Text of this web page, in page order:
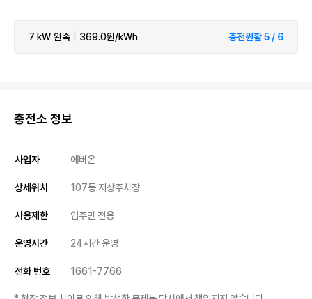
7 kW 완속 369.0원/kWh 충전원활 5 / 6
충전소 정보
사업자 에버온
상세위치 107동 지상주차장
사용제한 입주민 전용
운영시간 24시간 운영
전화 번호 1661-7766